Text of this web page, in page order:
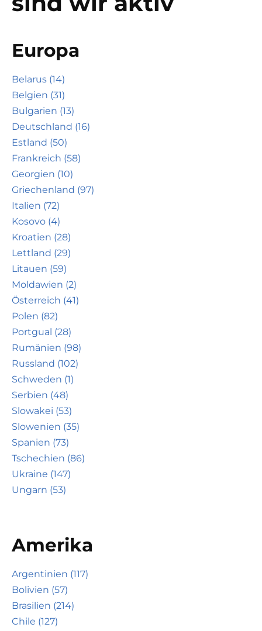
Europa
Belarus (14)
Belgien (31)
Bulgarien (13)
Deutschland (16)
Estland (50)
Frankreich (58)
Georgien (10)
Griechenland (97)
Italien (72)
Kosovo (4)
Kroatien (28)
Lettland (29)
Litauen (59)
Moldawien (2)
Österreich (41)
Polen (82)
Portgual (28)
Rumänien (98)
Russland (102)
Schweden (1)
Serbien (48)
Slowakei (53)
Slowenien (35)
Spanien (73)
Tschechien (86)
Ukraine (147)
Ungarn (53)
Amerika
Argentinien (117)
Bolivien (57)
Brasilien (214)
Chile (127)